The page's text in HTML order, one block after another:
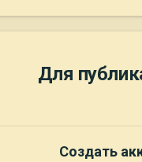
Для
Создать